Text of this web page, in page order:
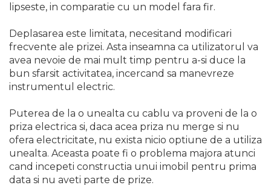
Discuri Fierastrau Circular
Dispozitive de taiat
polistiren
Polizoare drepte & accesorii
Purificatoare de aer
Scule Pneumatice
Set Pneumatic & Truse
Unelte Pneumatice
Pistol de vopsit
Scule Pneumatice cu Clichet
lipseste, in comparatie cu un model fara fir.
Deplasarea este limitata, necesitand modificari
frecvente ale prizei. Asta inseamna ca utilizatorul va
avea nevoie de mai mult timp pentru a-si duce la
bun sfarsit activitatea, incercand sa manevreze
instrumentul electric.
Puterea de la o unealta cu cablu va proveni de la o
priza electrica si, daca acea priza nu merge si nu
ofera electricitate, nu exista nicio optiune de a utiliza
unealta. Aceasta poate fi o problema majora atunci
cand incepeti constructia unui imobil pentru prima
data si nu aveti parte de prize.